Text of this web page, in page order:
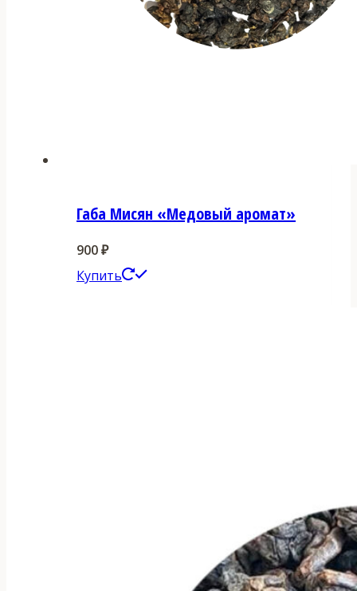
Габа Мисян «Медовый аромат»
900₽
Купить
Этот